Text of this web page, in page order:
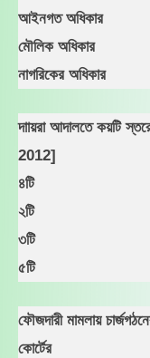
আইনগত অধিকার
মৌলিক অধিকার
নাগরিকের অধিকার
দাায়রা আদালতে কয়টি
2012]
৪টি
২টি
৩টি
৫টি
ফৌজদারী মামলায়
কোর্টের